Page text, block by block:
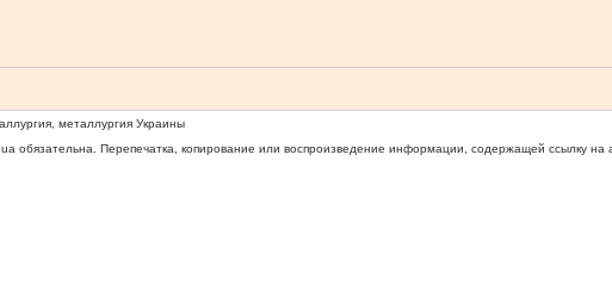
металлургия Украины
обязательна. Перепечатка, копирование или воспроизведение информации, содержащей ссылку на